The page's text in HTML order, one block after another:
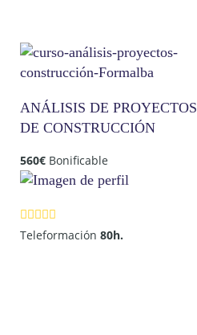
ANÁLISIS DE PROYECTOS
DE CONSTRUCCIÓN
560€ Bonificable
Teleformación80h.